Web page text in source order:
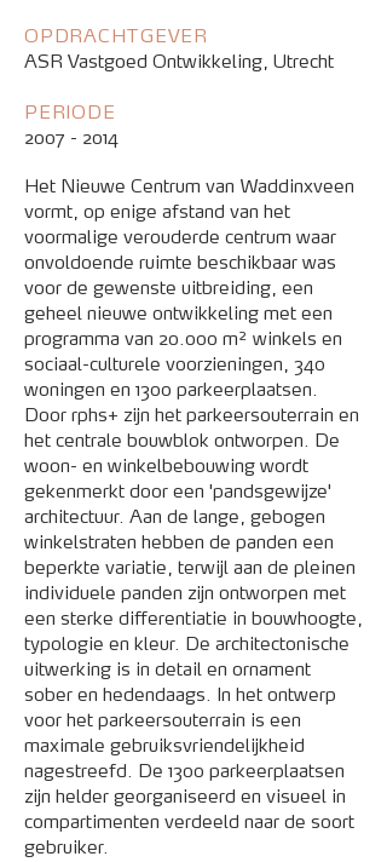
OPDRACHTGEVER
ASR Vastgoed Ontwikkeling, Utrecht
PERIODE
2007 - 2014
Het Nieuwe Centrum van Waddinxveen
vormt, op enige afstand van het
voormalige verouderde centrum waar
onvoldoende ruimte beschikbaar was
voor de gewenste uitbreiding, een
geheel nieuwe ontwikkeling met een
programma van 20.000 m² winkels en
sociaal-culturele voorzieningen, 340
woningen en 1300 parkeerplaatsen.
Door rphs+ zijn het parkeersouterrain en
het centrale bouwblok ontworpen. De
woon- en winkelbebouwing wordt
gekenmerkt door een 'pandsgewijze'
architectuur. Aan de lange, gebogen
winkelstraten hebben de panden een
beperkte variatie, terwijl aan de pleinen
individuele panden zijn ontworpen met
een sterke differentiatie in bouwhoogte,
typologie en kleur. De architectonische
uitwerking is in detail en ornament
sober en hedendaags. In het ontwerp
voor het parkeersouterrain is een
maximale gebruiksvriendelijkheid
nagestreefd. De 1300 parkeerplaatsen
zijn helder georganiseerd en visueel in
compartimenten verdeeld naar de soort
gebruiker.